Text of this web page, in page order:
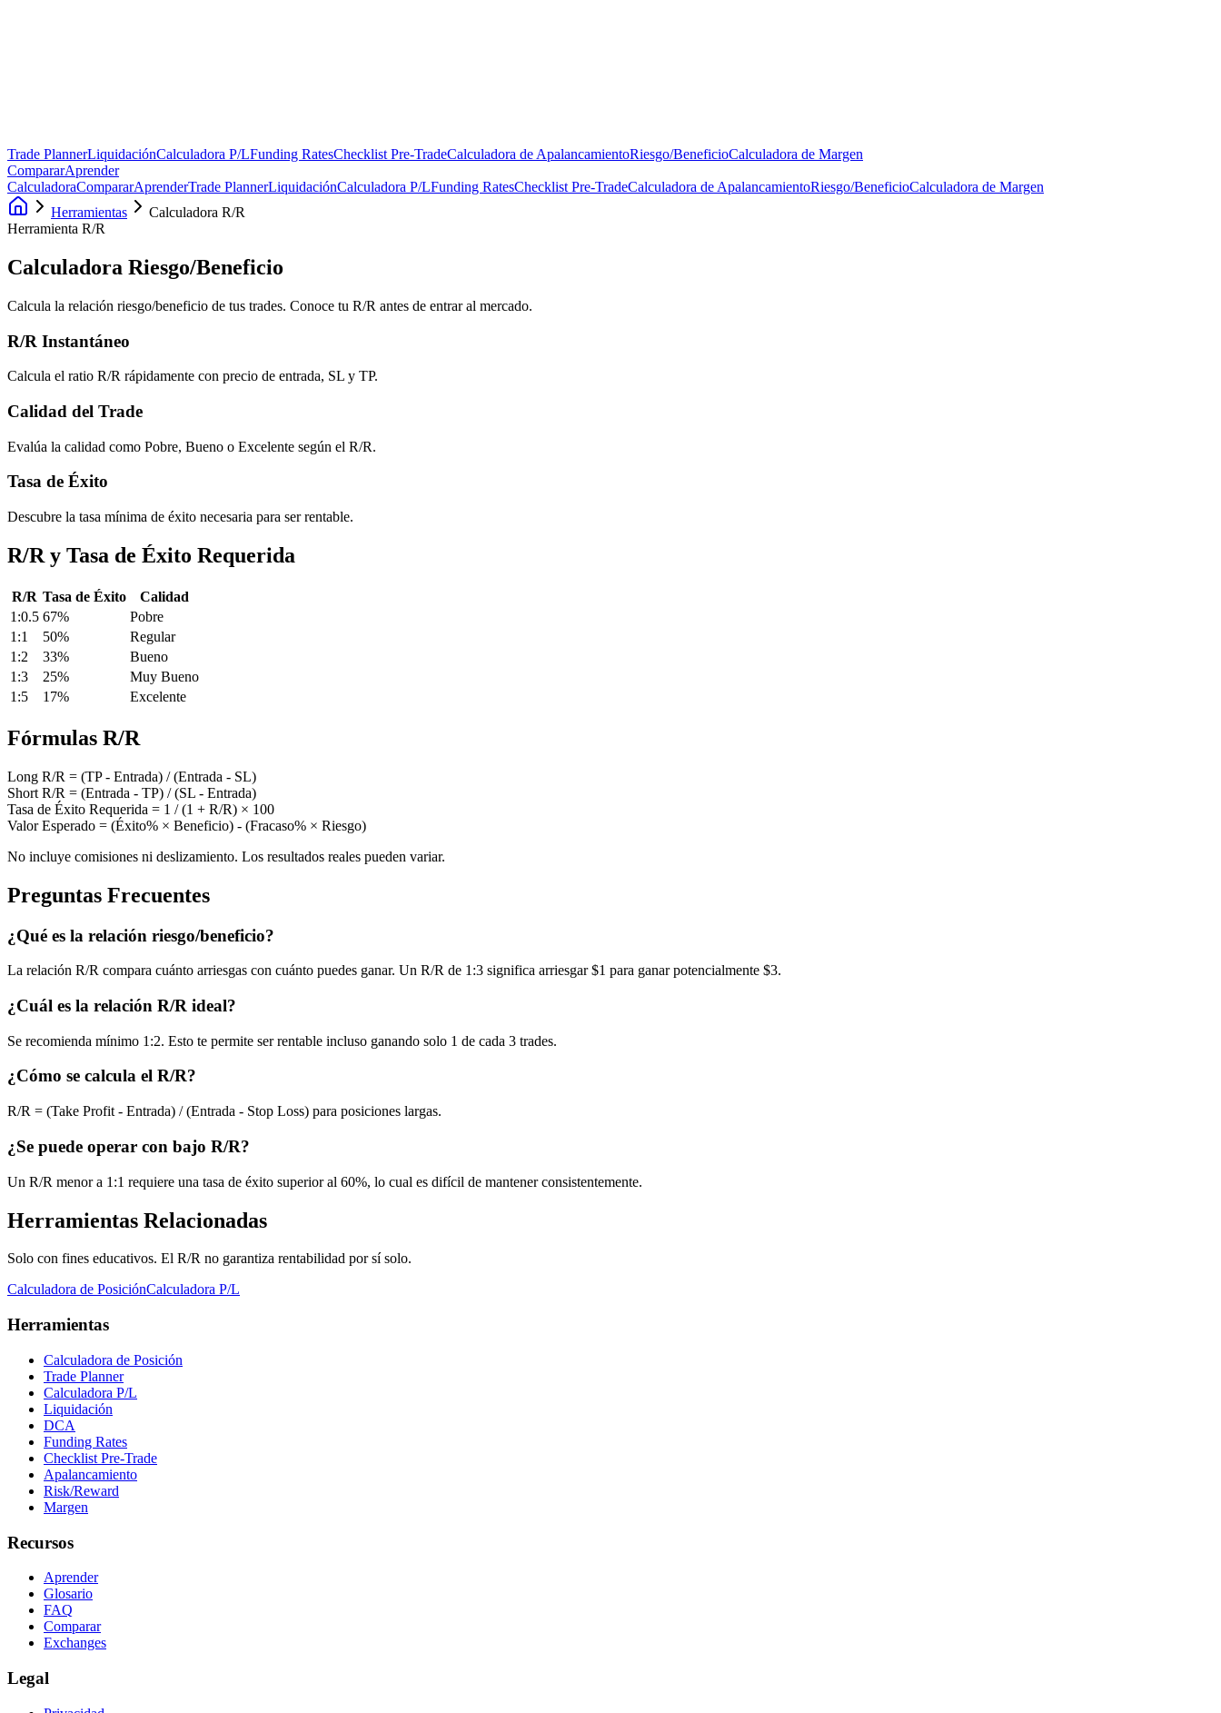
Trade PlannerLiquidaciónCalculadora P/LFunding RatesChecklist Pre-TradeCalculadora de ApalancamientoRiesgo/BeneficioCalculadora de Margen
CompararAprender
CalculadoraCompararAprenderTrade PlannerLiquidaciónCalculadora P/LFunding RatesChecklist Pre-TradeCalculadora de ApalancamientoRiesgo/BeneficioCalculadora de Margen
Herramientas
Calculadora R/R
Herramienta R/R
Calculadora Riesgo/Beneficio
Calcula la relación riesgo/beneficio de tus trades. Conoce tu R/R antes de entrar al mercado.
R/R Instantáneo
Calcula el ratio R/R rápidamente con precio de entrada, SL y TP.
Calidad del Trade
Evalúa la calidad como Pobre, Bueno o Excelente según el R/R.
Tasa de Éxito
Descubre la tasa mínima de éxito necesaria para ser rentable.
R/R y Tasa de Éxito Requerida
R/R Tasa de Éxito
Calidad
1:0.5 67%
Pobre
1:1
50%
Regular
1:2
33%
Bueno
1:3
25%
Muy Bueno
1:5
17% Excelente
Fórmulas R/R
Long R/R = (TP - Entrada) / (Entrada - SL)
Short R/R = (Entrada - TP) / (SL - Entrada)
Tasa de Éxito Requerida = 1 / (1 + R/R) × 100
Valor Esperado = (Éxito% × Beneficio) - (Fracaso% × Riesgo)
No incluye comisiones ni deslizamiento. Los resultados reales pueden variar.
Preguntas Frecuentes
¿Qué es la relación riesgo/beneficio?
La relación R/R compara cuánto arriesgas con cuánto puedes ganar. Un R/R de 1:3 significa arriesgar $1 para ganar potencialmente $3.
¿Cuál es la relación R/R ideal?
Se recomienda mínimo 1:2. Esto te permite ser rentable incluso ganando solo 1 de cada 3 trades.
¿Cómo se calcula el R/R?
R/R = (Take Profit - Entrada) / (Entrada - Stop Loss) para posiciones largas.
¿Se puede operar con bajo R/R?
Un R/R menor a 1:1 requiere una tasa de éxito superior al 60%, lo cual es difícil de mantener consistentemente.
Herramientas Relacionadas
Solo con fines educativos. El R/R no garantiza rentabilidad por sí solo.
Calculadora de PosiciónCalculadora P/L
Herramientas
Calculadora de Posición
Trade Planner
Calculadora P/L
Liquidación
DCA
Funding Rates
Checklist Pre-Trade
Apalancamiento
Risk/Reward
Margen
Recursos
Aprender
Glosario
FAQ
Comparar
Exchanges
Legal